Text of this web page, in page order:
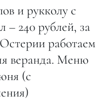
и рукколу с
– 240 рублей, за
работаем
веранда. Меню
(с